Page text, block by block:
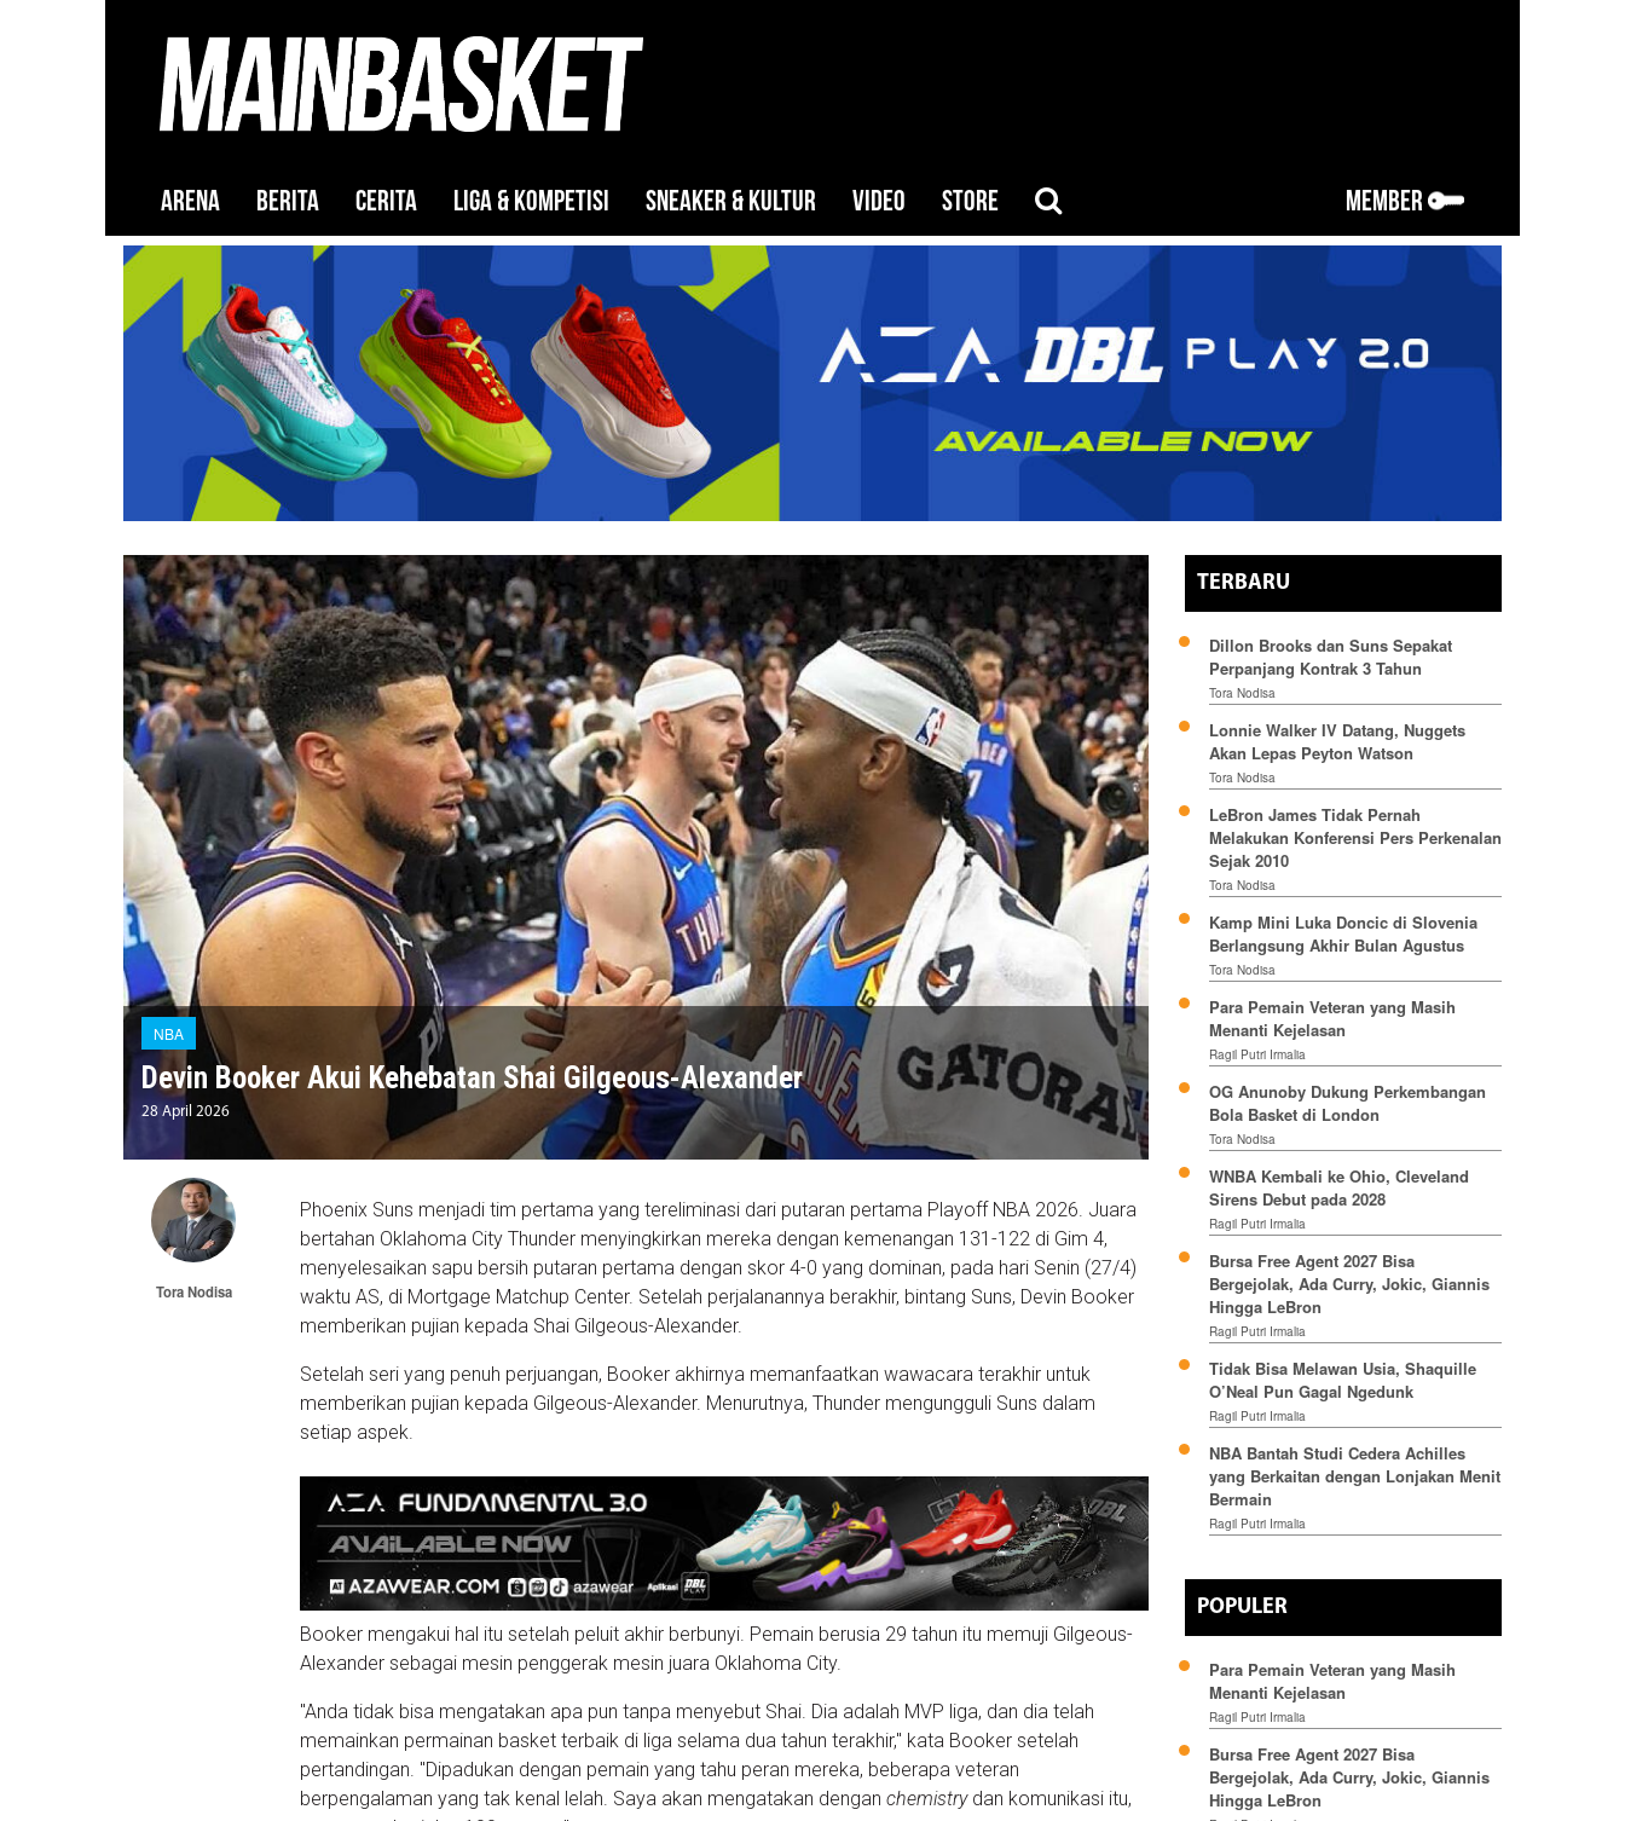
ARENA BERITA CERITA LIGA & KOMPETISI SNEAKER & KULTUR VIDEO STORE MEMBER
NBA
Devin Booker Akui Kehebatan Shai Gilgeous-Alexander
28 April 2026
Tora Nodisa
Phoenix Suns menjadi tim pertama yang tereliminasi dari putaran pertama Playoff NBA 2026. Juara
bertahan Oklahoma City Thunder menyingkirkan mereka dengan kemenangan 131-122 di Gim 4,
menyelesaikan sapu bersih putaran pertama dengan skor 4-0 yang dominan, pada hari Senin (27/4)
waktu AS, di Mortgage Matchup Center. Setelah perjalanannya berakhir, bintang Suns, Devin Booker
memberikan pujian kepada Shai Gilgeous-Alexander.
Setelah seri yang penuh perjuangan, Booker akhirnya memanfaatkan wawacara terakhir untuk
memberikan pujian kepada Gilgeous-Alexander. Menurutnya, Thunder mengungguli Suns dalam
setiap aspek.
Booker mengakui hal itu setelah peluit akhir berbunyi. Pemain berusia 29 tahun itu memuji Gilgeous-
Alexander sebagai mesin penggerak mesin juara Oklahoma City.
"Anda tidak bisa mengatakan apa pun tanpa menyebut Shai. Dia adalah MVP liga, dan dia telah
memainkan permainan basket terbaik di liga selama dua tahun terakhir," kata Booker setelah
pertandingan. "Dipadukan dengan pemain yang tahu peran mereka, beberapa veteran
berpengalaman yang tak kenal lelah. Saya akan mengatakan denganchemistry dan komunikasi itu,
TERBARU
Dillon Brooks dan Suns Sepakat
Perpanjang Kontrak 3 Tahun
Tora Nodisa
Lonnie Walker IV Datang, Nuggets
Akan Lepas Peyton Watson
Tora Nodisa
LeBron James Tidak Pernah
Melakukan Konferensi Pers Perkenalan
Sejak 2010
Tora Nodisa
Kamp Mini Luka Doncic di Slovenia
Berlangsung Akhir Bulan Agustus
Tora Nodisa
Para Pemain Veteran yang Masih
Menanti Kejelasan
Ragil Putri Irmalia
OG Anunoby Dukung Perkembangan
Bola Basket di London
Tora Nodisa
WNBA Kembali ke Ohio, Cleveland
Sirens Debut pada 2028
Ragil Putri Irmalia
Bursa Free Agent 2027 Bisa
Bergejolak, Ada Curry, Jokic, Giannis
Hingga LeBron
Ragil Putri Irmalia
Tidak Bisa Melawan Usia, Shaquille
O’Neal Pun Gagal Ngedunk
Ragil Putri Irmalia
NBA Bantah Studi Cedera Achilles
yang Berkaitan dengan Lonjakan Menit
Bermain
Ragil Putri Irmalia
POPULER
Para Pemain Veteran yang Masih
Menanti Kejelasan
Ragil Putri Irmalia
Bursa Free Agent 2027 Bisa
Bergejolak, Ada Curry, Jokic, Giannis
Hingga LeBron